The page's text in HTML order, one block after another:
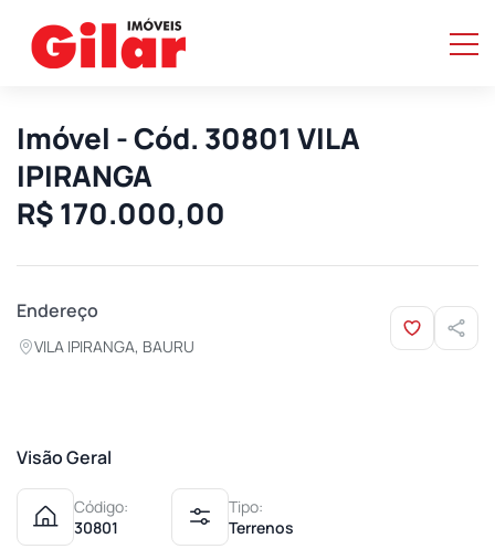
Imóvel - Cód. 30801 VILA
IPIRANGA
R$ 170.000,00
Endereço
VILA IPIRANGA, BAURU
Visão Geral
Código:
30801
Tipo:
Terrenos